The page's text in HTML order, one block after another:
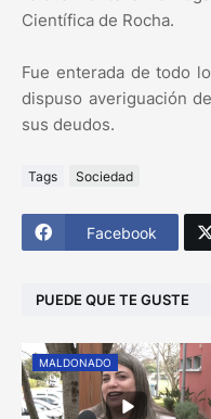
Científica de Rocha.
Fue enterada de todo
dispuso averiguación
sus deudos.
Tags Sociedad
Facebook
PUEDE QUE TE GUSTE
MALDONADO